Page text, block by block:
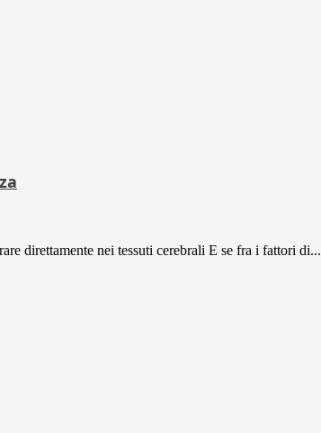
direttamente nei tessuti cerebrali E se fra i fattori di...